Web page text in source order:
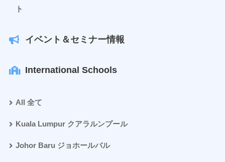
ト
イベント＆セミナー情報
International Schools
All 全て
Kuala Lumpur クアラルンプール
Johor Baru ジョホールバル